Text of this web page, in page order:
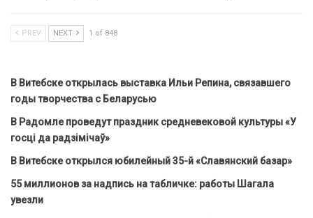
PREV NEXT 1 of 848
В Витебске открылась выставка Ильи Репина, связавшего
годы творчества с Беларусью
В Радомле проведут праздник средневековой культуры «У
госці да радзімічаў»
В Витебске открылся юбилейный 35-й «Славянский базар»
55 миллионов за надпись на табличке: работы Шагала
увезли